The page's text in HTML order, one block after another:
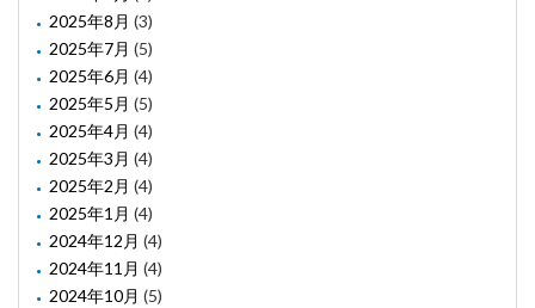
2025年8月 (3)
2025年7月 (5)
2025年6月 (4)
2025年5月 (5)
2025年4月 (4)
2025年3月 (4)
2025年2月 (4)
2025年1月 (4)
2024年12月 (4)
2024年11月 (4)
2024年10月 (5)